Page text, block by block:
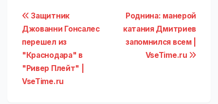
Навигация
по
записям
Роднина: манерой
катания Дмитриев
запомнился всем |
VseTime.ru
Защитник
Джованни Гонсалес
перешел из
"Краснодара" в
"Ривер Плейт" |
VseTime.ru